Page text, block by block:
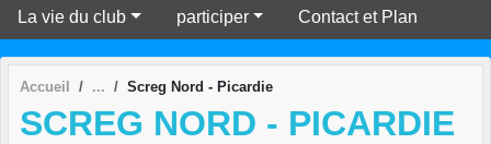
La vie du club participer Contact et Plan
Accueil Screg Nord - Picardie
SCREG NORD - PICARDIE